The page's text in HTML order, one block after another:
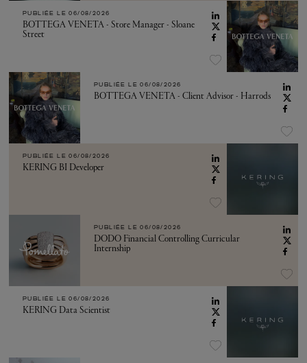
PUBLIÉE LE 06/08/2026
BOTTEGA VENETA - Store Manager - Sloane
Street
PUBLIÉE LE 06/08/2026
BOTTEGA VENETA - Client Advisor - Harrods
PUBLIÉE LE 06/08/2026
KERING BI Developer
PUBLIÉE LE 06/08/2026
DODO Financial Controlling Curricular
Internship
PUBLIÉE LE 06/08/2026
KERING Data Scientist